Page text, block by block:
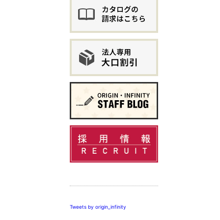
個人情報保護
Tweets by origin_infinity